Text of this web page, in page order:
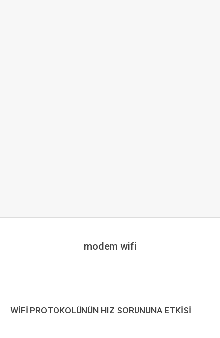
modem wifi
WİFİ PROTOKOLÜNÜN HIZ SORUNUNA ETKİSİ